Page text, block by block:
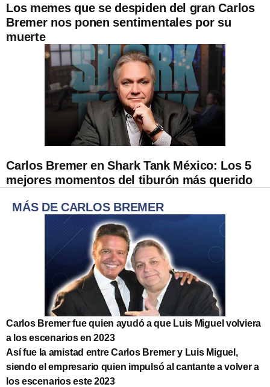
Los memes que se despiden del gran Carlos
Bremer nos ponen sentimentales por su
muerte
Carlos Bremer en Shark Tank México: Los 5
mejores momentos del tiburón más querido
MÁS DE CARLOS BREMER
Carlos Bremer fue quien ayudó a que Luis Miguel volviera
a los escenarios en 2023
Así fue la amistad entre Carlos Bremer y Luis Miguel,
siendo el empresario quien impulsó al cantante a volver a
los escenarios este 2023